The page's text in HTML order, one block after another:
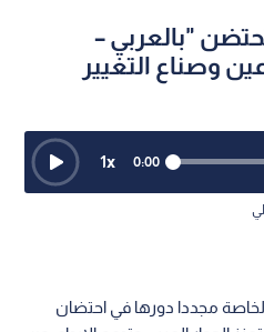
"بالعربي –
وصناع التغيير
0:00
1x
مجددا دورها في احتضان